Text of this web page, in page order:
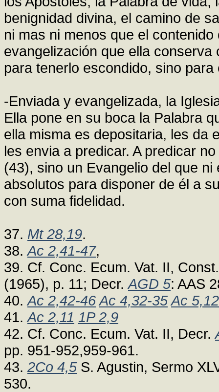
benignidad divina, el camino de
ni mas ni menos que el
evangelización que ella
para tenerlo escondido, sino para
-Enviada y evangelizada, la
Ella pone en su boca la Palabra
ella misma es depositaria, les da
les envia a predicar. A predicar
(43), sino un Evangelio del que
absolutos para disponer de él a
con suma fidelidad.
37. Mt 28,19.
38.Ac 2,41-47,
39. Cf. Conc. Ecum. Vat. II,
(1965), p. 11; Decr.AGD 5: AAS
40.Ac 2,42-46 Ac 4,32-35 Ac
41.Ac 2,11 1P 2,9
42. Cf. Conc. Ecum. Vat. II, Decr.
pp. 951-952,959-961.
43. 2Co 4,5 S. Agustin, Sermo
530.